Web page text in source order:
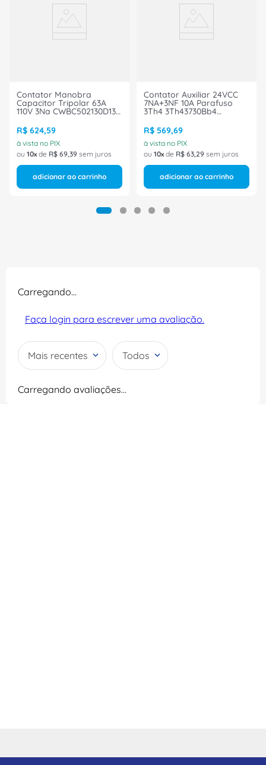
Contator Manobra
Capacitor Tripolar 63A
110V 3Na CWBC502130D13
R$ 624,59
à vista no PIX
ou 10 de R$ 69,39 sem juros
adicionar ao carrinho
Contator Auxiliar 24VCC
7NA+3NF 10A Parafuso
3Th4 3Th43730Bb4
R$ 569,69
à vista no PIX
ou 10 de R$ 63,29 sem juros
adicionar ao carrinho
Carregando…
Faça login para escrever uma avaliação.
Mais recentes Todos
Carregando avaliações…